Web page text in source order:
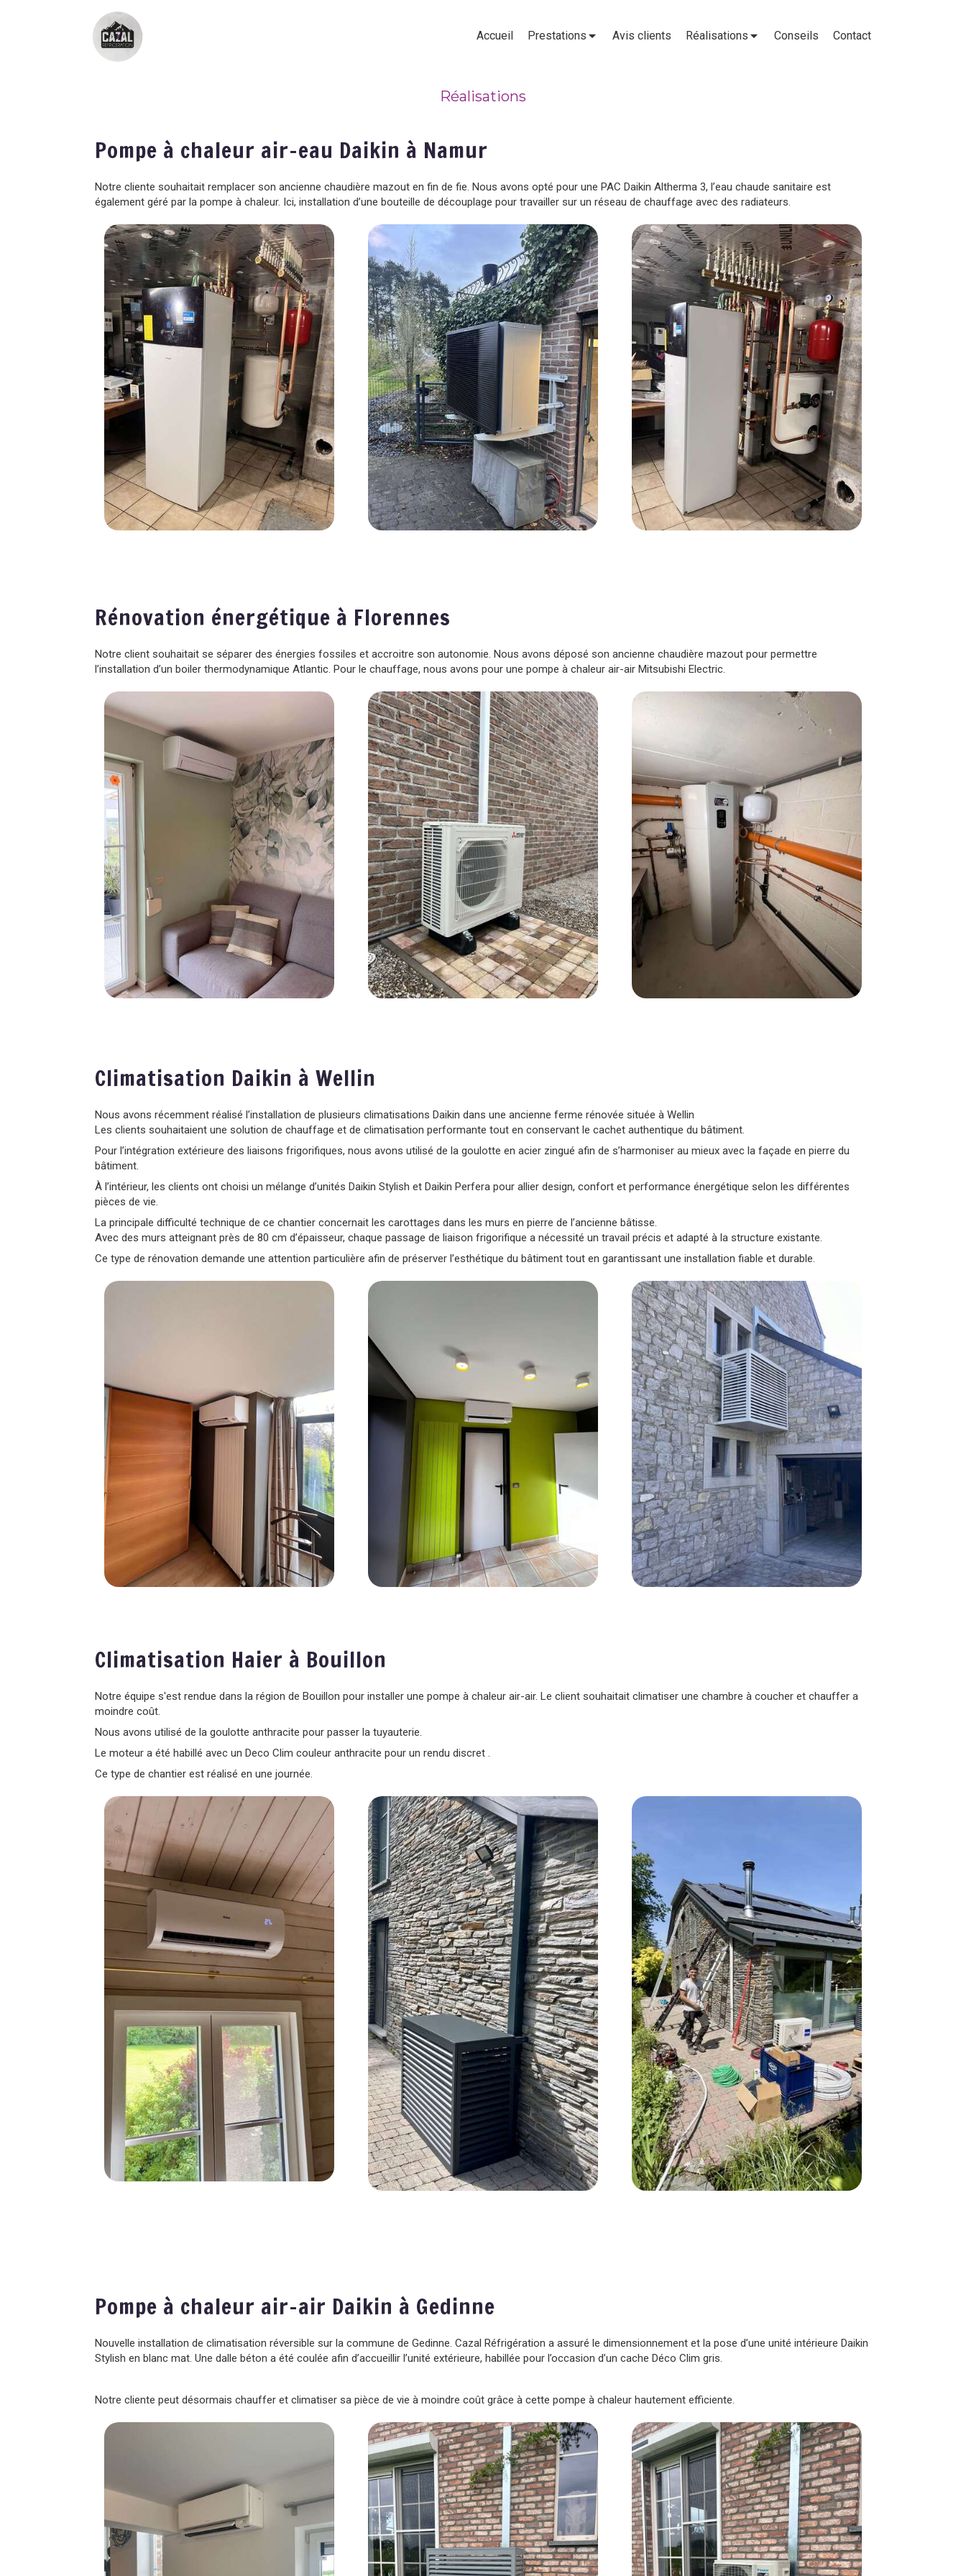
Accueil Prestations Avis clients Réalisations Conseils Contact
Réalisations
Pompe à chaleur air-eau Daikin à Namur
Notre cliente souhaitait remplacer son ancienne chaudière mazout en fin de fie. Nous avons opté pour une PAC Daikin Altherma 3, l’eau chaude sanitaire est
également géré par la pompe à chaleur. Ici, installation d’une bouteille de découplage pour travailler sur un réseau de chauffage avec des radiateurs.
Rénovation énergétique à Florennes
Notre client souhaitait se séparer des énergies fossiles et accroitre son autonomie. Nous avons déposé son ancienne chaudière mazout pour permettre
l’installation d’un boiler thermodynamique Atlantic. Pour le chauffage, nous avons pour une pompe à chaleur air-air Mitsubishi Electric.
Climatisation Daikin à Wellin
Nous avons récemment réalisé l’installation de plusieurs climatisations Daikin dans une ancienne ferme rénovée située à Wellin
Les clients souhaitaient une solution de chauffage et de climatisation performante tout en conservant le cachet authentique du bâtiment.
Pour l’intégration extérieure des liaisons frigorifiques, nous avons utilisé de la goulotte en acier zingué afin de s’harmoniser au mieux avec la façade en pierre du
bâtiment.
À l’intérieur, les clients ont choisi un mélange d’unités Daikin Stylish et Daikin Perfera pour allier design, confort et performance énergétique selon les différentes
pièces de vie.
La principale difficulté technique de ce chantier concernait les carottages dans les murs en pierre de l’ancienne bâtisse.
Avec des murs atteignant près de 80 cm d’épaisseur, chaque passage de liaison frigorifique a nécessité un travail précis et adapté à la structure existante.
Ce type de rénovation demande une attention particulière afin de préserver l’esthétique du bâtiment tout en garantissant une installation fiable et durable.
Climatisation Haier à Bouillon
Notre équipe s'est rendue dans la région de Bouillon pour installer une pompe à chaleur air-air. Le client souhaitait climatiser une chambre à coucher et chauffer a
moindre coût.
Nous avons utilisé de la goulotte anthracite pour passer la tuyauterie.
Le moteur a été habillé avec un Deco Clim couleur anthracite pour un rendu discret .
Ce type de chantier est réalisé en une journée.
Pompe à chaleur air-air Daikin à Gedinne
Nouvelle installation de climatisation réversible sur la commune de Gedinne. Cazal Réfrigération a assuré le dimensionnement et la pose d’une unité intérieure Daikin
Stylish en blanc mat. Une dalle béton a été coulée afin d’accueillir l’unité extérieure, habillée pour l’occasion d’un cache Déco Clim gris.
Notre cliente peut désormais chauffer et climatiser sa pièce de vie à moindre coût grâce à cette pompe à chaleur hautement efficiente.